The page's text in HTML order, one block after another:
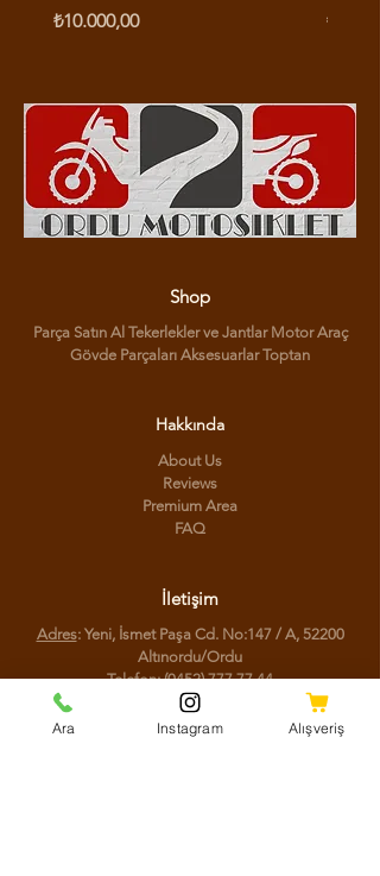
Fiyat
₺10.000,00
Fiyat
₺950,00
Shop
Parça Satın Al Tekerlekler ve Jantlar Motor Araç
Gövde Parçaları Aksesuarlar Toptan
Hakkında
About Us
Reviews
Premium Area
FAQ
İletişim
Adres: Yeni, İsmet Paşa Cd. No:147 / A, 52200
Altınordu/Ordu
Telefon:(0452) 777 77 44
Ara Instagram Alışveriş